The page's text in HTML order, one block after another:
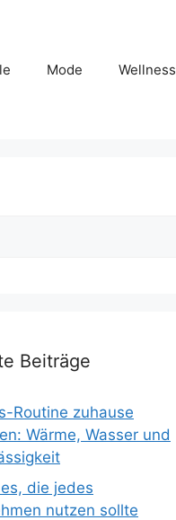
Mode Wellness
Beiträge
Routine zuhause
Wärme, Wasser und
die jedes
nutzen sollte